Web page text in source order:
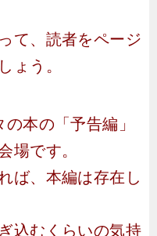
て、読者をページ
ょう。
本の「予告編」
場です。
ば、本編は存在し
込むくらいの気持